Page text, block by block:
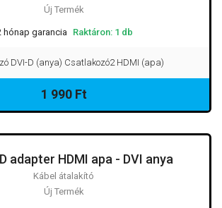
Új Termék
hónap garancia Raktáron: 1 db
DVI-D (anya) Csatlakozó2 HDMI (apa)
1 990 Ft
adapter HDMI apa - DVI anya
Kábel átalakító
Új Termék